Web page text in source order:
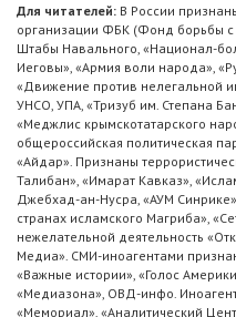
Для читателей: В России
организации ФБК (Фонд борьбы с
Штабы Навального, «Национал-
Иеговы», «Армия воли народа»,
«Движение против нелегальной
УНСО, УПА, «Тризуб им. Степана
«Меджлис крымскотатарского
общероссийская политическая
«Айдар». Признаны
Талибан», «Имарат Кавказ»,
Джебхад-ан-Нусра, «АУМ
странах исламского Магриба»,
нежелательной деятельность
Медиа». СМИ-иноагентами
«Важные истории», «Голос
«Медиазона», ОВД-инфо.
«Мемориал», «Аналитический